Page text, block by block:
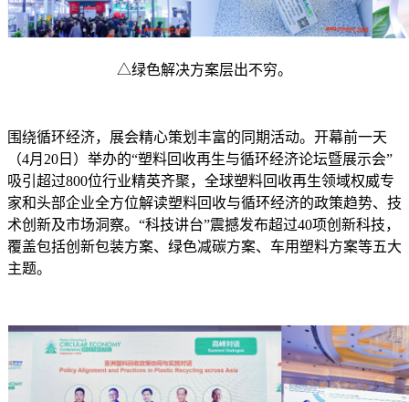
△绿色解决方案层出不穷。
围绕循环经济，展会精心策划丰富的同期活动。开幕前一天
（4月20日）举办的“塑料回收再生与循环经济论坛暨展示会”
吸引超过800位行业精英齐聚，全球塑料回收再生领域权威专
家和头部企业全方位解读塑料回收与循环经济的政策趋势、技
术创新及市场洞察。“科技讲台”震撼发布超过40项创新科技，
覆盖包括创新包装方案、绿色减碳方案、车用塑料方案等五大
主题。